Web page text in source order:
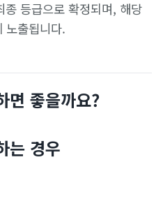
종 등급으로 확정되며, 해당
노출됩니다.
면 좋을까요?
는 경우